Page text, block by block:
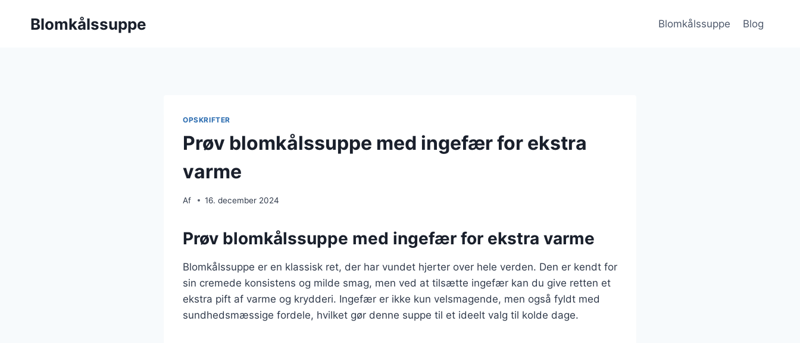
Blomkålssuppe Blomkålssuppe Blog
OPSKRIFTER
Prøv blomkålssuppe med ingefær for ekstra
varme
Af 16. december 2024
Prøv blomkålssuppe med ingefær for ekstra varme
Blomkålssuppe er en klassisk ret, der har vundet hjerter over hele verden. Den er kendt for
sin cremede konsistens og milde smag, men ved at tilsætte ingefær kan du give retten et
ekstra pift af varme og krydderi. Ingefær er ikke kun velsmagende, men også fyldt med
sundhedsmæssige fordele, hvilket gør denne suppe til et ideelt valg til kolde dage.